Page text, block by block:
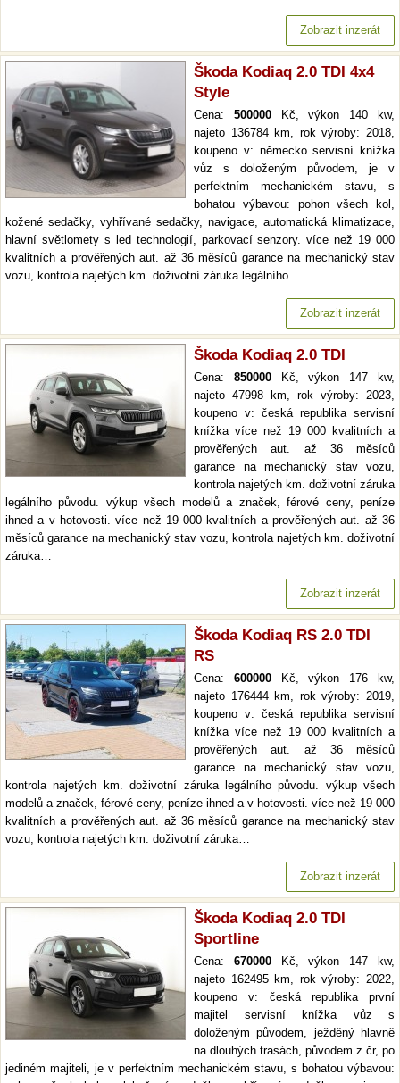
Zobrazit inzerát
Škoda Kodiaq 2.0 TDI 4x4
Style
Cena: 500000Kč, výkon 140 kw,
najeto 136784 km, rok výroby: 2018,
koupeno v: německo servisní knížka
vůz s doloženým původem, je v
perfektním mechanickém stavu, s
bohatou výbavou: pohon všech kol,
kožené sedačky, vyhřívané sedačky, navigace, automatická klimatizace,
hlavní světlomety s led technologií, parkovací senzory. více než 19 000
kvalitních a prověřených aut. až 36 měsíců garance na mechanický stav
vozu, kontrola najetých km. doživotní záruka legálního…
Zobrazit inzerát
Škoda Kodiaq 2.0 TDI
Cena: 850000Kč, výkon 147 kw,
najeto 47998 km, rok výroby: 2023,
koupeno v: česká republika servisní
knížka více než 19 000 kvalitních a
prověřených aut. až 36 měsíců
garance na mechanický stav vozu,
kontrola najetých km. doživotní záruka
legálního původu. výkup všech modelů a značek, férové ceny, peníze
ihned a v hotovosti. více než 19 000 kvalitních a prověřených aut. až 36
měsíců garance na mechanický stav vozu, kontrola najetých km. doživotní
záruka…
Zobrazit inzerát
Škoda Kodiaq RS 2.0 TDI
RS
Cena: 600000Kč, výkon 176 kw,
najeto 176444 km, rok výroby: 2019,
koupeno v: česká republika servisní
knížka více než 19 000 kvalitních a
prověřených aut. až 36 měsíců
garance na mechanický stav vozu,
kontrola najetých km. doživotní záruka legálního původu. výkup všech
modelů a značek, férové ceny, peníze ihned a v hotovosti. více než 19 000
kvalitních a prověřených aut. až 36 měsíců garance na mechanický stav
vozu, kontrola najetých km. doživotní záruka…
Zobrazit inzerát
Škoda Kodiaq 2.0 TDI
Sportline
Cena: 670000Kč, výkon 147 kw,
najeto 162495 km, rok výroby: 2022,
koupeno v: česká republika první
majitel servisní knížka vůz s
doloženým původem, ježděný hlavně
na dlouhých trasách, původem z čr, po
jediném majiteli, je v perfektním mechanickém stavu, s bohatou výbavou: